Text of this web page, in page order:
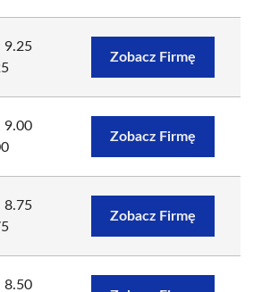
9.25
Zobacz Firmę
9.00
Zobacz Firmę
8.75
Zobacz Firmę
8.50